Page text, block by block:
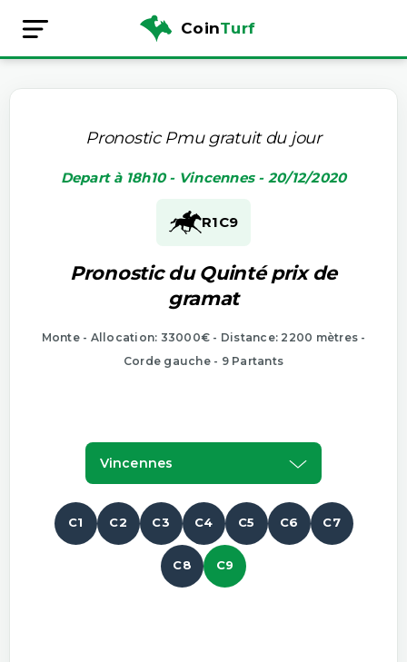
CoinTurf
Pronostic Pmu gratuit du jour
Depart à 18h10 - Vincennes - 20/12/2020
R1C9
Pronostic du Quinté prix de
gramat
Monte - Allocation: 33000€ - Distance: 2200 mètres -
Corde gauche - 9 Partants
Vincennes
C1 C2 C3 C4 C5 C6 C7
C8 C9